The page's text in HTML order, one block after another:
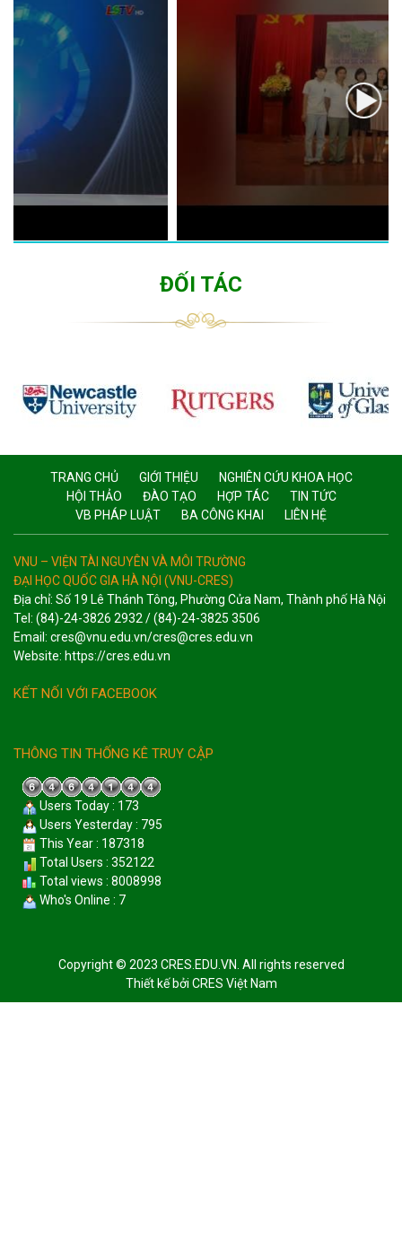
ĐỐI TÁC
TRANG CHỦ GIỚI THIỆU
NGHIÊN CỨU KHOA HỌC
HỘI THẢO
ĐÀO TẠO HỢP TÁC
TIN TỨC
VB PHÁP LUẬT
BA CÔNG KHAI LIÊN HỆ
VNU – VIỆN TÀI NGUYÊN VÀ MÔI TRƯỜNG
ĐẠI HỌC QUỐC GIA HÀ NỘI (VNU-CRES)
Địa chỉ: Số 19 Lê Thánh Tông, Phường Cửa Nam, Thành phố Hà Nội
Tel: (84)-24-3826 2932 / (84)-24-3825 3506
Email: cres@vnu.edu.vn/cres@cres.edu.vn
Website: https://cres.edu.vn
KẾT NỐI VỚI FACEBOOK
THÔNG TIN THỐNG KÊ TRUY CẬP
Users Today : 173
Users Yesterday : 795
This Year : 187318
Total Users : 352122
Total views : 8008998
Who's Online : 7
Copyright © 2023 CRES.EDU.VN. All rights reserved
Thiết kế bởi CRES Việt Nam